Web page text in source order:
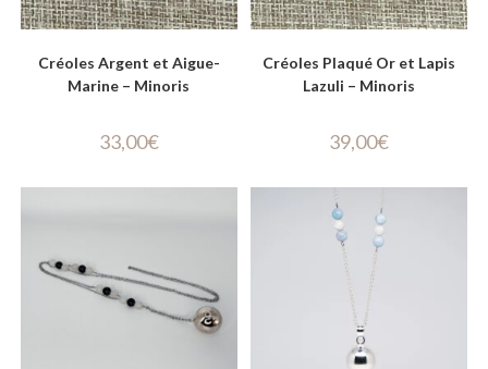
Créoles Argent et Aigue-
Marine – Minoris
33,00€
Créoles Plaqué Or et Lapis
Lazuli – Minoris
39,00€